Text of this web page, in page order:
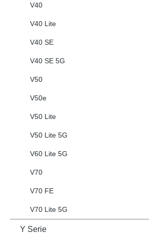
V40
V40 Lite
V40 SE
V40 SE 5G
V50
V50e
V50 Lite
V50 Lite 5G
V60 Lite 5G
V70
V70 FE
V70 Lite 5G
Y Serie